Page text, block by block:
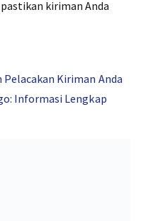
kiriman Anda
Pelacakan Kiriman Anda
Informasi Lengkap